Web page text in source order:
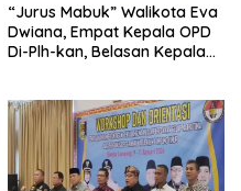
“Jurus Mabuk” Walikota Eva
Dwiana, Empat Kepala OPD
Di-Plh-kan, Belasan Kepala